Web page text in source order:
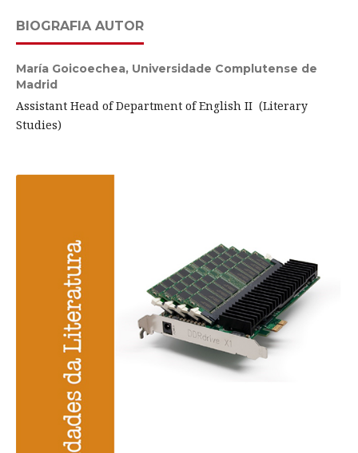
BIOGRAFIA AUTOR
María Goicoechea, Universidade Complutense de
Madrid
Assistant Head of Department of English II (Literary
Studies)